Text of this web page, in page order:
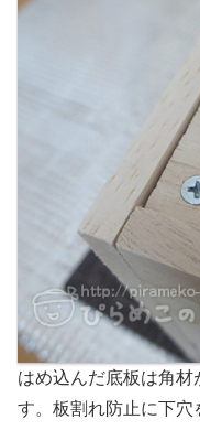
はめ込んだ底板は角材
す。板割れ防止に下穴